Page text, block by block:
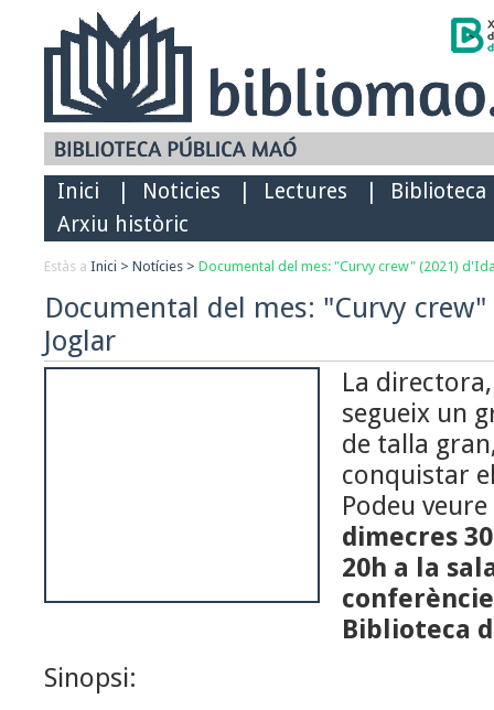
Inici Noticies Lectures
Biblioteca
Arxiu històric
Estàs a Inici > Notícies > Documental del mes: "Curvy crew" (2021)
Documental del mes: "Curvy
Joglar
La
segueix un
de talla
conquistar
Podeu
dimecres
20h a la
Biblioteca
Sinopsi: